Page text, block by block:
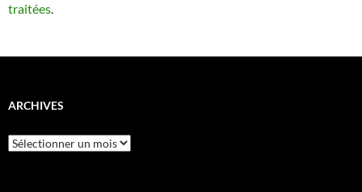
traitées.
ARCHIVES
Archives